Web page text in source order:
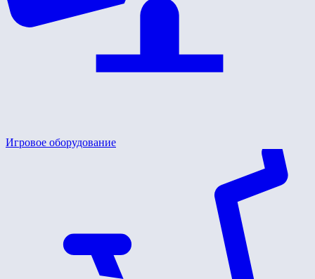
Игровое оборудование